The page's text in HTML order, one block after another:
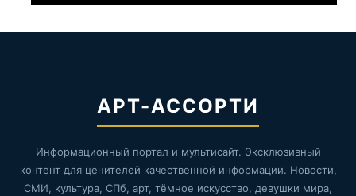
АРТ-АССОРТИ
Информационный портал и мультисайт. Эксклюзивный
контент для ценителей качественной информации. Новости,
СМИ, культура, СПб, арт, тёмное искусство, девушки мира,